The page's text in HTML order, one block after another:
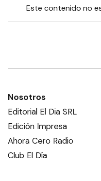
Este contenido no
Nosotros
Editorial El Dia SRL
Edición Impresa
Ahora Cero Radio
Club El Día